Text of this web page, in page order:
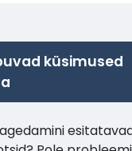
küsimused